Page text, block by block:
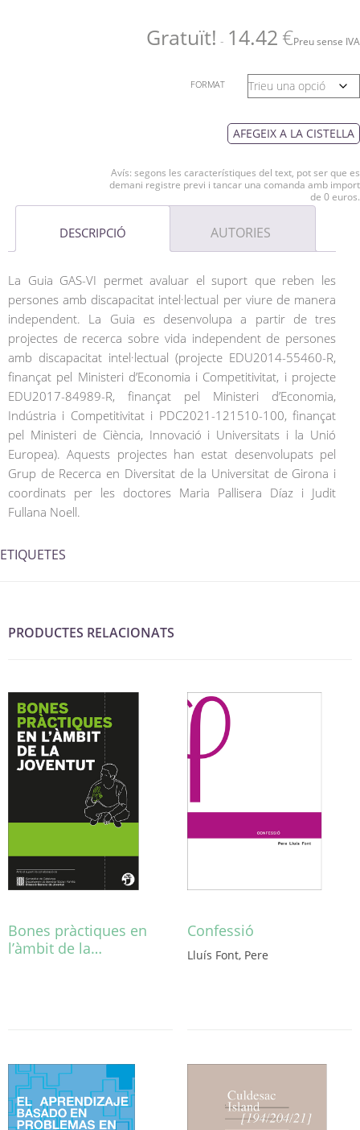
Gratuït! - 14.42 €Preu sense IVA
FORMAT
AFEGEIX A LA CISTELLA
Avís: segons les característiques del text, pot ser que es
demani registre previ i tancar una comanda amb import
de 0 euros.
DESCRIPCIÓ AUTORIES
La Guia GAS-VI permet avaluar el suport que reben les
persones amb discapacitat intel·lectual per viure de manera
independent. La Guia es desenvolupa a partir de tres
projectes de recerca sobre vida independent de persones
amb discapacitat intel·lectual (projecte EDU2014-55460-R,
finançat pel Ministeri d’Economia i Competitivitat, i projecte
EDU2017-84989-R, finançat pel Ministeri d’Economia,
Indústria i Competitivitat i PDC2021-121510-100, finançat
pel Ministeri de Ciència, Innovació i Universitats i la Unió
Europea). Aquests projectes han estat desenvolupats pel
Grup de Recerca en Diversitat de la Universitat de Girona i
coordinats per les doctores Maria Pallisera Díaz i Judit
Fullana Noell.
ETIQUETES
PRODUCTES RELACIONATS
Bones pràctiques en
l’àmbit de la…
Confessió
Lluís Font, Pere